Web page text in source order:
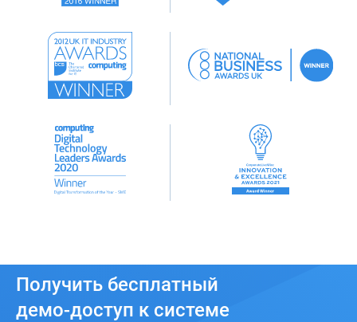
Получить бесплатный
демо-доступ к системе